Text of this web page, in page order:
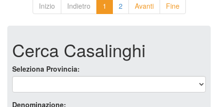
Inizio Indietro 1 2 Avanti Fine
Cerca Casalinghi
Seleziona Provincia:
Denominazione: